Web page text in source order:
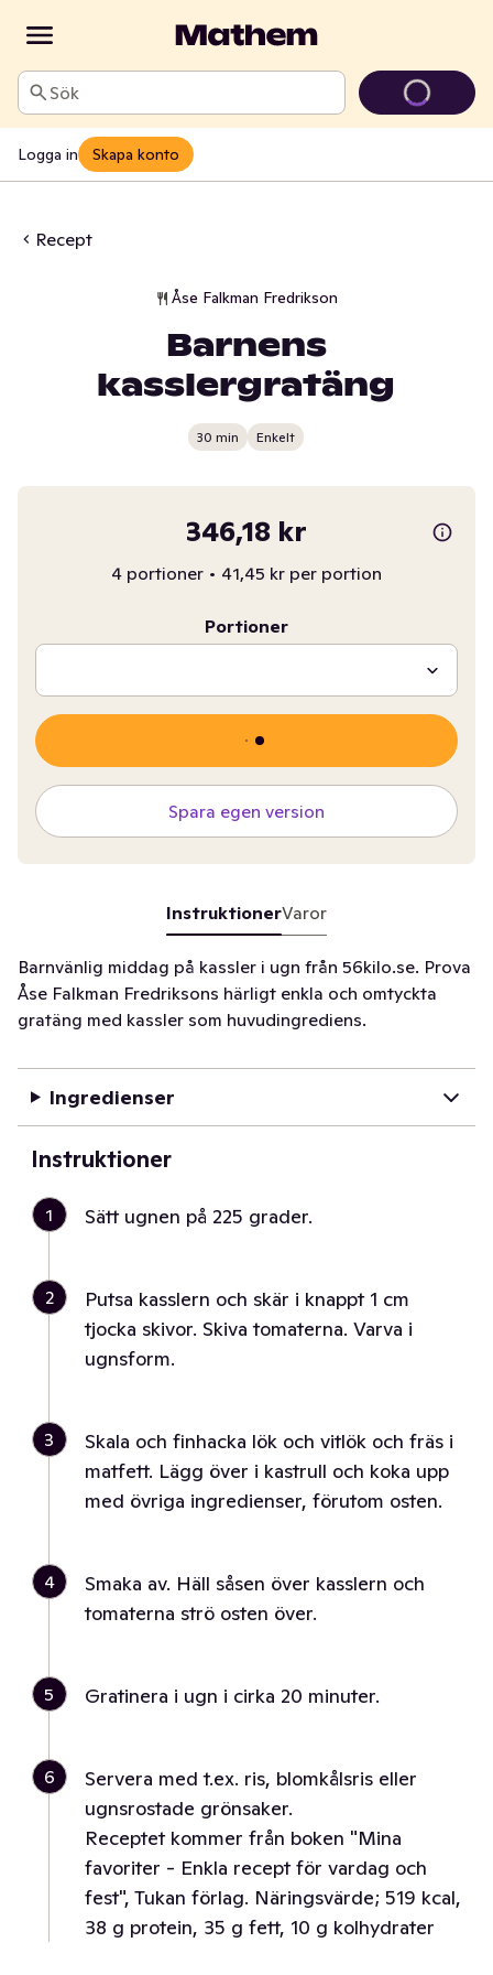
Sök
Logga in Skapa konto
Recept
Åse Falkman Fredrikson
Barnens
kasslergratäng
30 min Enkelt
346,18 kr
4 portioner • 41,45 kr per portion
Portioner
Spara egen version
InstruktionerVaror
Barnvänlig middag på kassler i ugn från 56kilo.se. Prova
Åse Falkman Fredriksons härligt enkla och omtyckta
gratäng med kassler som huvudingrediens.
Ingredienser
Instruktioner
1 Sätt ugnen på 225 grader.
2
Putsa kasslern och skär i knappt 1 cm
tjocka skivor. Skiva tomaterna. Varva i
ugnsform.
3
Skala och finhacka lök och vitlök och fräs i
matfett. Lägg över i kastrull och koka upp
med övriga ingredienser, förutom osten.
4
Smaka av. Häll såsen över kasslern och
tomaterna strö osten över.
5 Gratinera i ugn i cirka 20 minuter.
6
Servera med t.ex. ris, blomkålsris eller
ugnsrostade grönsaker.
Receptet kommer från boken "Mina
favoriter - Enkla recept för vardag och
fest", Tukan förlag. Näringsvärde; 519 kcal,
38 g protein, 35 g fett, 10 g kolhydrater